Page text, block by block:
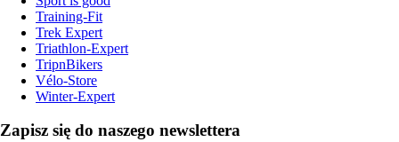
Training-Fit
Trek Expert
Triathlon-Expert
TripnBikers
Vélo-Store
Winter-Expert
Zapisz się do naszego newslettera